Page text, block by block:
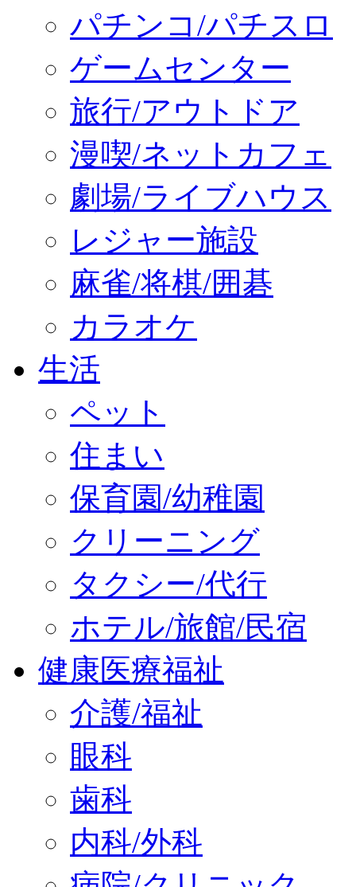
パチンコ/パチスロ
ゲームセンター
旅行/アウトドア
漫喫/ネットカフェ
劇場/ライブハウス
レジャー施設
麻雀/将棋/囲碁
カラオケ
生活
ペット
住まい
保育園/幼稚園
クリーニング
タクシー/代行
ホテル/旅館/民宿
健康医療福祉
介護/福祉
眼科
歯科
内科/外科